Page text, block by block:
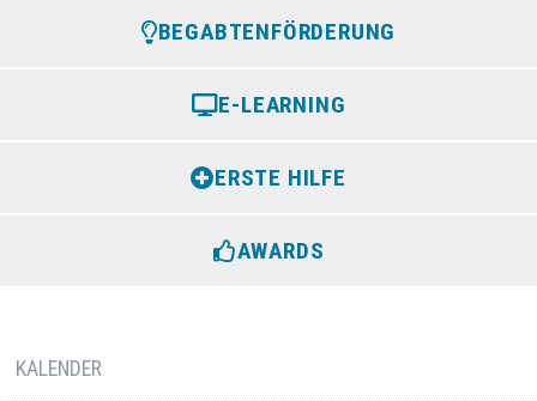
BEGABTENFÖRDERUNG
E-LEARNING
ERSTE HILFE
AWARDS
KALENDER